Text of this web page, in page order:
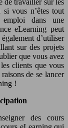
si vous n’êtes tout
emploi dans une
eLearning peut
d’utiliser
sur des projets
que vous avez
clients que vous
de se lancer
!
des cours